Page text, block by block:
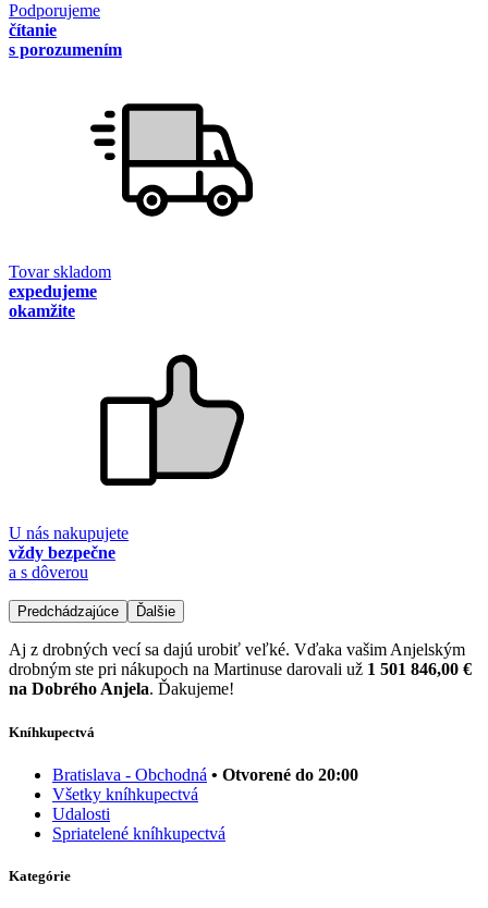
Podporujeme
čítanie
s porozumením
Tovar skladom
expedujeme
okamžite
U nás nakupujete
vždy bezpečne
a s dôverou
Predchádzajúce Ďalšie
Aj z drobných vecí sa dajú urobiť veľké. Vďaka vašim Anjelským
drobným ste pri nákupoch na Martinuse darovali už 1 501 846,00 €
na Dobrého Anjela. Ďakujeme!
Kníhkupectvá
Bratislava - Obchodná • Otvorené do 20:00
Všetky kníhkupectvá
Udalosti
Spriatelené kníhkupectvá
Kategórie